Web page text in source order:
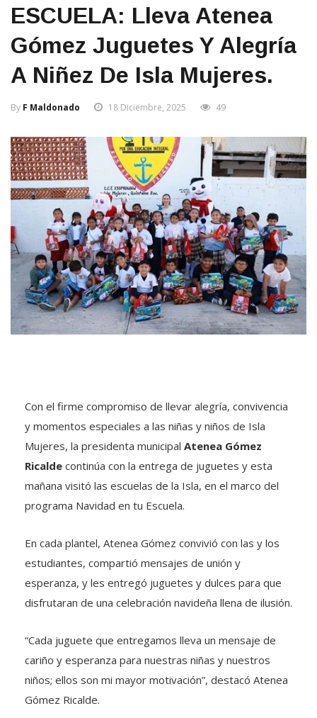
ESCUELA: Lleva Atenea
Gómez Juguetes Y Alegría
A Niñez De Isla Mujeres.
By F Maldonado 18 Diciembre, 2025 49
Con el firme compromiso de llevar alegría, convivencia
y momentos especiales a las niñas y niños de Isla
Mujeres, la presidenta municipal Atenea Gómez
Ricalde continúa con la entrega de juguetes y esta
mañana visitó las escuelas de la Isla, en el marco del
programa Navidad en tu Escuela.
En cada plantel, Atenea Gómez convivió con las y los
estudiantes, compartió mensajes de unión y
esperanza, y les entregó juguetes y dulces para que
disfrutaran de una celebración navideña llena de ilusión.
“Cada juguete que entregamos lleva un mensaje de
cariño y esperanza para nuestras niñas y nuestros
niños; ellos son mi mayor motivación”, destacó Atenea
Gómez Ricalde.